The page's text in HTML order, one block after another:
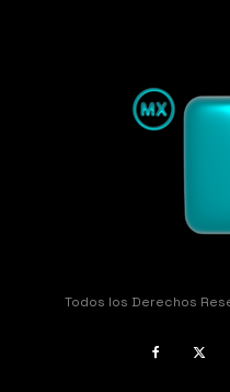
Todos los Derechos